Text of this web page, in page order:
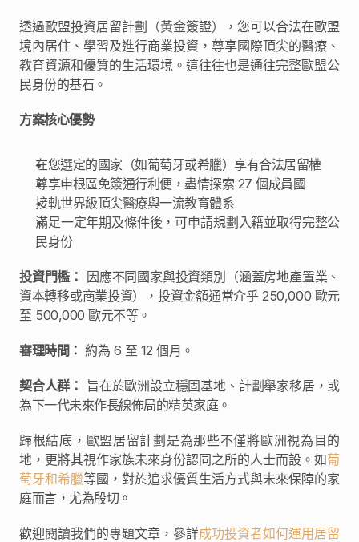
透過歐盟投資居留計劃（黃金簽證），您可以合法在歐盟
境內居住、學習及進行商業投資，尊享國際頂尖的醫療、
教育資源和優質的生活環境。這往往也是通往完整歐盟公
民身份的基石。
方案核心優勢
在您選定的國家（如葡萄牙或希臘）享有合法居留權
尊享申根區免簽通行利便，盡情探索 27 個成員國
接軌世界級頂尖醫療與一流教育體系
滿足一定年期及條件後，可申請規劃入籍並取得完整公
民身份
投資門檻：
因應不同國家與投資類別（涵蓋房地產置業、
資本轉移或商業投資），投資金額通常介乎 250,000 歐元
至 500,000 歐元不等。
審理時間： 約為 6 至 12 個月。
契合人群：
旨在於歐洲設立穩固基地、計劃舉家移居，或
為下一代未來作長線佈局的精英家庭。
歸根結底，歐盟居留計劃是為那些不僅將歐洲視為目的
地，更將其視作家族未來身份認同之所的人士而設。如葡
萄牙和希臘等國，對於追求優質生活方式與未來保障的家
庭而言，尤為殷切。
歡迎閱讀我們的專題文章，參詳成功投資者如何運用居留